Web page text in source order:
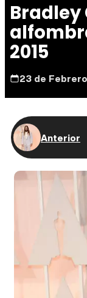
Bradley
2015
23 de
Anterior